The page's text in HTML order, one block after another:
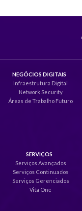
NEGÓCIOS DIGITAIS
Infraestrutura Digital
Network Security
Áreas de Trabalho Futuro
SERVIÇOS
Serviços Avançados
Serviços Continuados
Serviços Gerenciados
Vita One